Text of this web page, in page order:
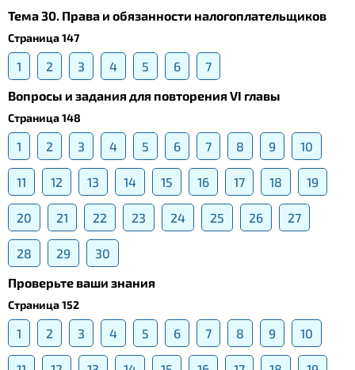
Тема 30. Права и обязанности налогоплательщиков
Страница 147
1 2 3 4 5 6
7
Вопросы и задания для повторения VI главы
Страница 148
1 2 3 4 5 6 7 8 9 10
11 12 13 14 15 16 17 18 19
20 21 22 23 24 25 26 27
28 29
30
Проверьте ваши знания
Страница 152
1 2 3 4 5 6 7 8 9 10